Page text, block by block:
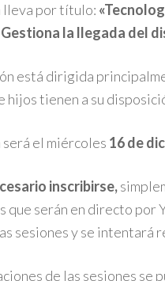
lleva por título:
la llegada del
está dirigida
hijos tienen a su
será el miércoles 16 de
inscribirse,
que serán en directo por
sesiones y se intentará
de las sesiones se